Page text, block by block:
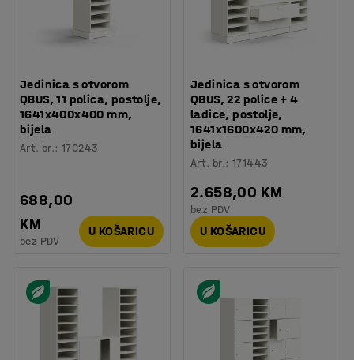
Jedinica s otvorom
QBUS, 11 polica, postolje,
1641x400x400 mm,
bijela
Art. br.:170243
688,00
KM
bez PDV
U KOŠARICU
Jedinica s otvorom
QBUS, 22 police + 4
ladice, postolje,
1641x1600x420 mm,
bijela
Art. br.:171443
2.658,00 KM
bez PDV
U KOŠARICU